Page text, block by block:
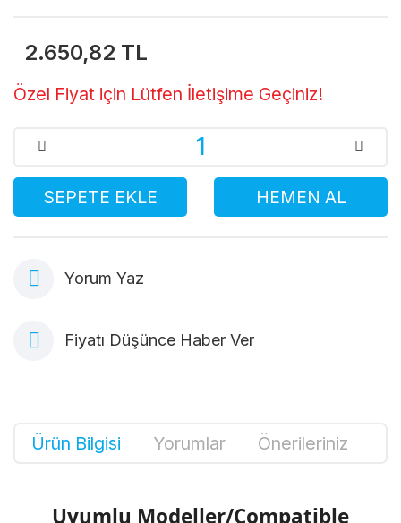
2.650,82 TL
Özel Fiyat için Lütfen İletişime Geçiniz!
SEPETE EKLE HEMEN AL
Yorum Yaz
Fiyatı Düşünce Haber Ver
Ürün Bilgisi Yorumlar Önerileriniz
Uyumlu Modeller/Compatible